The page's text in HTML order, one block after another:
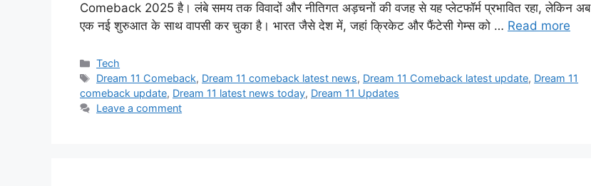
Comeback 2025 है। लंबे समय तक विवादों और नीतिगत अड़चनों की वजह से यह प्लेटफॉर्म प्रभावित रहा, लेकिन अब
एक नई शुरुआत के साथ वापसी कर चुका है। भारत जैसे देश में, जहां क्रिकेट और फैंटेसी गेम्स को … Read more
Categories
Tech
Tags
Dream 11 Comeback, Dream 11 comeback latest news, Dream 11 Comeback latest update, Dream 11
comeback update, Dream 11 latest news today, Dream 11 Updates
Leave a comment